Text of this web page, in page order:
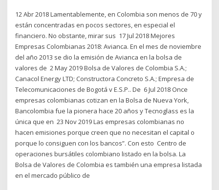
12 Abr 2018 Lamentablemente, en Colombia son menos de 70 y
están concentradas en pocos sectores, en especial el
financiero. No obstante, mirar sus 17 Jul 2018 Mejores
Empresas Colombianas 2018: Avianca. En el mes de noviembre
del año 2013 se dio la emisión de Avianca en la bolsa de
valores de 2 May 2019 Bolsa de Valores de Colombia S.A.;
Canacol Energy LTD; Constructora Concreto S.A.; Empresa de
Telecomunicaciones de Bogotá v E.S.P.. De 6 Jul 2018 Once
empresas colombianas cotizan en la Bolsa de Nueva York,
Bancolombia fue la pionera hace 20 años y Tecnoglass es la
única que en 23 Nov 2019 Las empresas colombianas no
hacen emisiones porque creen que no necesitan el capital o
porque lo consiguen con los bancos”. Con esto Centro de
operaciones bursátiles colombiano listado en la bolsa. La
Bolsa de Valores de Colombia es también una empresa listada
en el mercado público de